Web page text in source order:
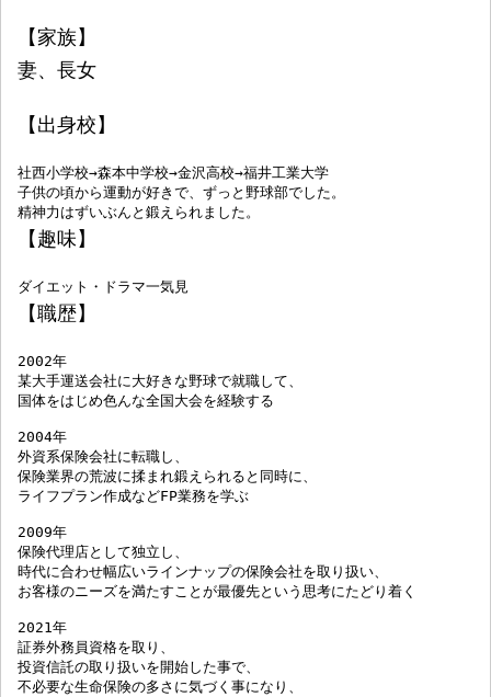
【家族】
妻、長女
【出身校】
社西小学校→森本中学校→金沢高校→福井工業大学
子供の頃から運動が好きで、ずっと野球部でした。
精神力はずいぶんと鍛えられました。
【趣味】
ダイエット・ドラマ一気見
【職歴】
2002年
某大手運送会社に大好きな野球で就職して、
国体をはじめ色んな全国大会を経験する
2004年
外資系保険会社に転職し、
保険業界の荒波に揉まれ鍛えられると同時に、
ライフプラン作成などFP業務を学ぶ
2009年
保険代理店として独立し、
時代に合わせ幅広いラインナップの保険会社を取り扱い、
お客様のニーズを満たすことが最優先という思考にたどり着く
2021年
証券外務員資格を取り、
投資信託の取り扱いを開始した事で、
不必要な生命保険の多さに気づく事になり、